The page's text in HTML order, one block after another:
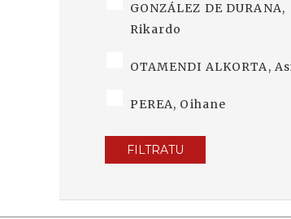
GONZÁLEZ DE DURANA,
Rikardo
OTAMENDI ALKORTA,
PEREA, Oihane
FILTRATU